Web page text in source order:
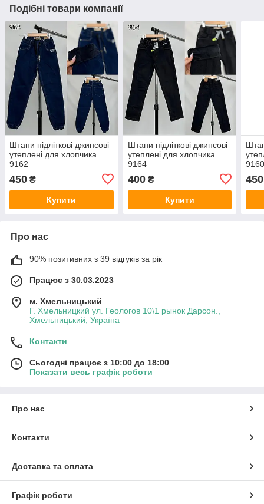
Подібні товари компанії
Штани підліткові джинсові
утеплені для хлопчика
9162
450 ₴
Купити
Штани підліткові джинсові
утеплені для хлопчика
9164
400₴
Купити
450
Про нас
90% позитивних з 39 відгуків за рік
Працює з 30.03.2023
м. Хмельницький
Г. Хмельницкий ул. Геологов 10\1 рынок Дарсон.,
Хмельницький, Україна
Контакти
Сьогодні працює з 10:00 до 18:00
Показати весь графік роботи
Про нас
Контакти
Доставка та оплата
Графік роботи